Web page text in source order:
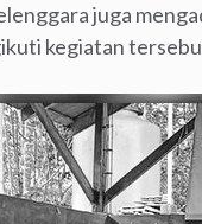
juga
kegiatan